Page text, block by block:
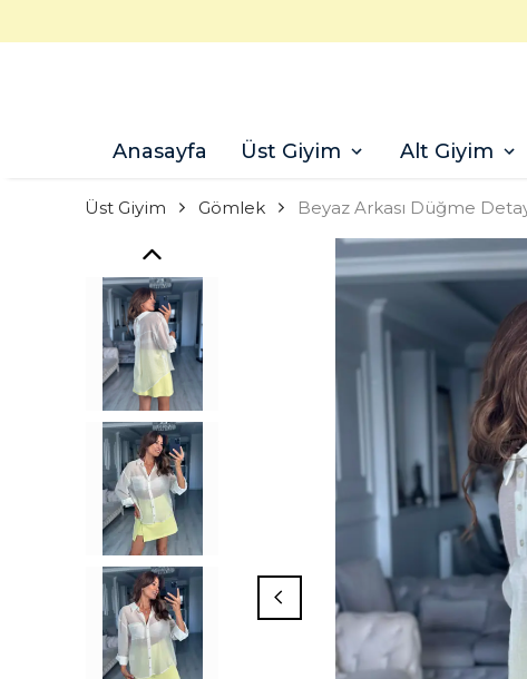
Anasayfa Üst Giyim Alt Giyim
Üst Giyim Gömlek Beyaz Arkası Düğme